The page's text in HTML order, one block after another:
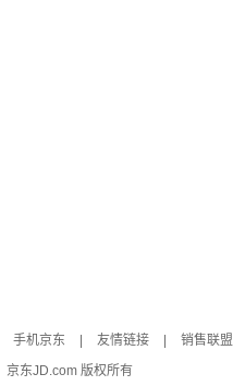
手机京东 友情链接 销售联盟
京东JD.com 版权所有